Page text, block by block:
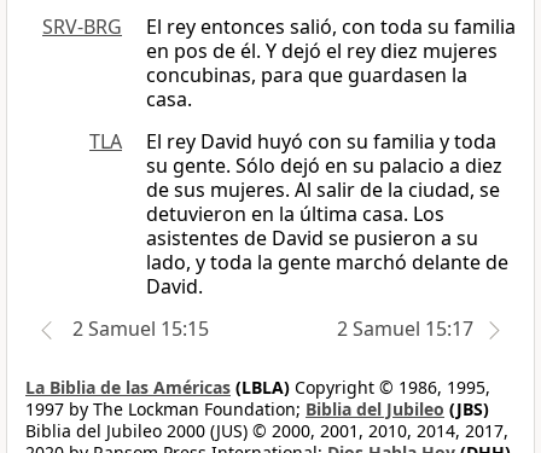
SRV-BRG
El rey entonces salió, con toda su familia
en pos de él. Y dejó el rey diez mujeres
concubinas, para que guardasen la
casa.
TLA
El rey David huyó con su familia y toda
su gente. Sólo dejó en su palacio a diez
de sus mujeres. Al salir de la ciudad, se
detuvieron en la última casa. Los
asistentes de David se pusieron a su
lado, y toda la gente marchó delante de
David.
2 Samuel 15:15
2 Samuel 15:17
La Biblia de las Américas (LBLA) Copyright © 1986, 1995,
1997 by The Lockman Foundation; Biblia del Jubileo (JBS)
Biblia del Jubileo 2000 (JUS) © 2000, 2001, 2010, 2014, 2017,